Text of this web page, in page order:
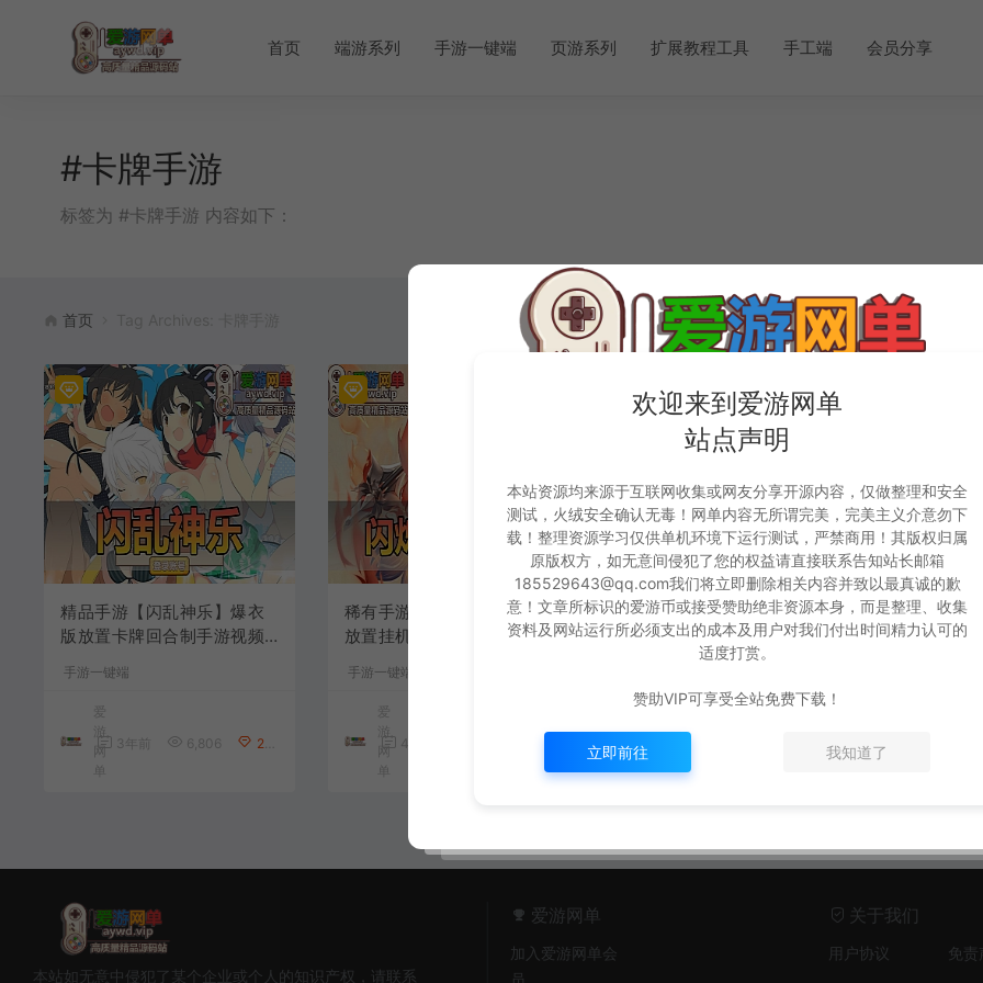
首页 端游系列 手游一键端 页游系列 扩展教程工具 手工端 会员分享
#卡牌手游
标签为 #卡牌手游 内容如下：
首页
精品手游【闪乱神乐】爆衣
版放置卡牌回合制手游视频
端
手游一键端
爱
游
网
单
3年前 6,806 280
稀有手游【闪烁异能之光】
放置挂机卡牌手游GM后台视
域网手机链接虚拟机一键端
手游一键端
爱
游
网
单
4年前
本站如无意中侵犯了某个企业或个人的知识产权，请联系
爱游网单
加入爱游网单会
员
关于我们
用户协议 免责
欢迎来到爱游网单
站点声明
本站资源均来源于互联网收集或网友分享开源内容，仅做整理和安全
测试，火绒安全确认无毒！网单内容无所谓完美，完美主义介意勿下
载！整理资源学习仅供单机环境下运行测试，严禁商用！其版权归属
原版权方，如无意间侵犯了您的权益请直接联系告知站长邮箱
185529643@qq.com我们将立即删除相关内容并致以最真诚的歉
意！文章所标识的爱游币或接受赞助绝非资源本身，而是整理、收集
资料及网站运行所必须支出的成本及用户对我们付出时间精力认可的
适度打赏。
赞助VIP可享受全站免费下载！
立即前往 我知道了